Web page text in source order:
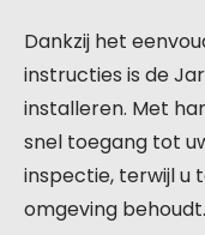
Dankzij het
instructies is de
installeren. Met
snel toegang tot
inspectie, terwijl u
omgeving behoudt.